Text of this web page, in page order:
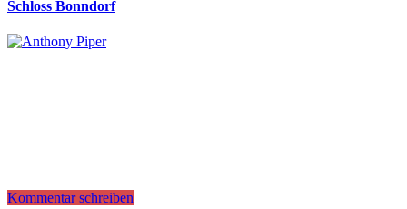
Schloss Bonndorf
Kommentar schreiben